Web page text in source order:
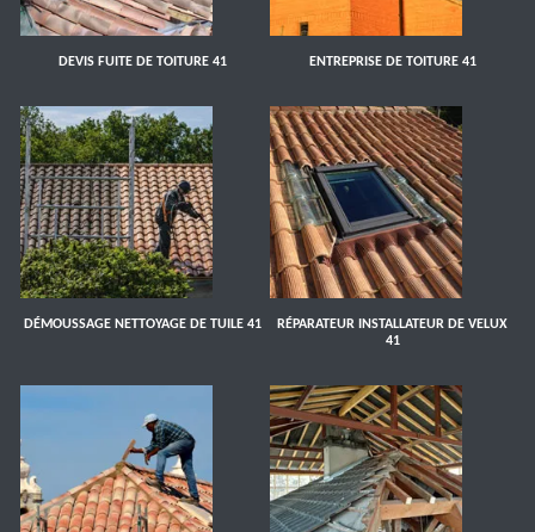
DEVIS FUITE DE TOITURE 41 ENTREPRISE DE TOITURE 41
DÉMOUSSAGE NETTOYAGE DE TUILE 41
RÉPARATEUR INSTALLATEUR DE VELUX
41